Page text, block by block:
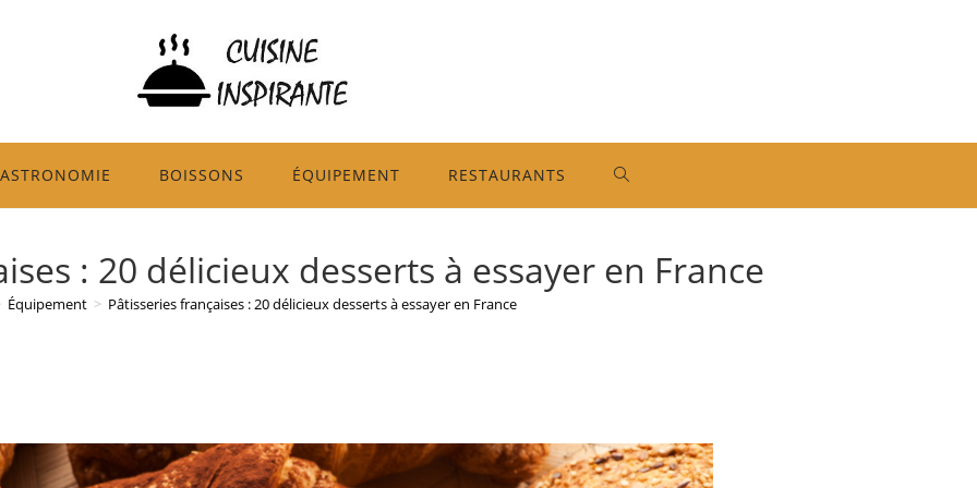
BOISSONS ÉQUIPEMENT RESTAURANTS TOGGLE
: 20 délicieux desserts à essayer en France
Équipement > Pâtisseries françaises : 20 délicieux desserts à essayer en France